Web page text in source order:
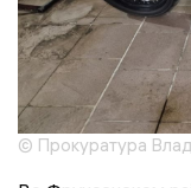
© Прокуратура